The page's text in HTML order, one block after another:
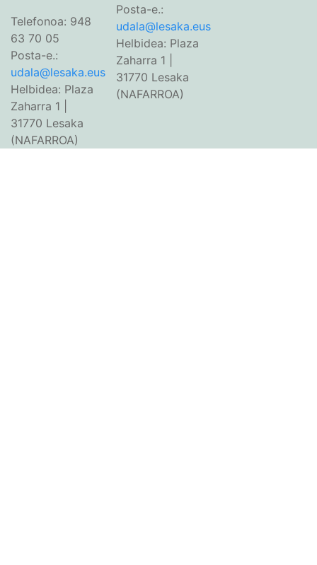
Telefonoa: 948
63 70 05
Posta-e.:
udala@lesaka.eus
Helbidea: Plaza
Zaharra 1 |
31770 Lesaka
(NAFARROA)
Posta-e.:
udala@lesaka.eus
Helbidea: Plaza
Zaharra 1 |
31770 Lesaka
(NAFARROA)